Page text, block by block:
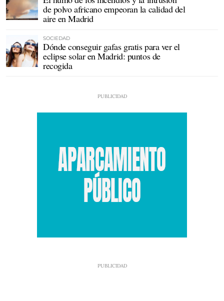
de polvo africano empeoran la calidad del
aire en Madrid
SOCIEDAD
Dónde conseguir gafas gratis para ver el
eclipse solar en Madrid: puntos de
recogida